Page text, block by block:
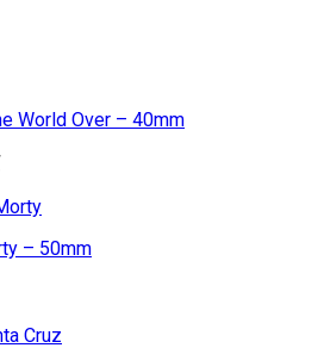
World Over – 40mm
– 50mm